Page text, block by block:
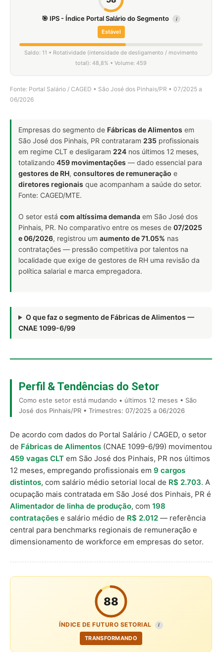
🎯 IPS - Índice Portal Salário do Segmento i
Estável
Saldo: 11 • Rotatividade (intensidade de desligamento / movimento
total): 48,8% • Volume: 459
Fonte: Portal Salário / CAGED • São José dos Pinhais/PR • 07/2025 a
06/2026
Empresas do segmento de Fábricas de Alimentos em
São José dos Pinhais, PR contrataram 235 profissionais
em regime CLT e desligaram 224 nos últimos 12 meses,
totalizando 459 movimentações — dado essencial para
gestores de RH, consultores de remuneração e
diretores regionais que acompanham a saúde do setor.
Fonte: CAGED/MTE.
O setor está com altíssima demanda em São José dos
Pinhais, PR. No comparativo entre os meses de 07/2025
e 06/2026, registrou um aumento de 71.05% nas
contratações — pressão competitiva por talentos na
localidade que exige de gestores de RH uma revisão da
política salarial e marca empregadora.
O que faz o segmento de Fábricas de Alimentos —
CNAE 1099-6/99
Perfil & Tendências do Setor
Como este setor está mudando • últimos 12 meses • São
José dos Pinhais/PR • Trimestres: 07/2025 a 06/2026
De acordo com dados do Portal Salário / CAGED, o setor
de Fábricas de Alimentos (CNAE 1099-6/99) movimentou
459 vagas CLT em São José dos Pinhais, PR nos últimos
12 meses, empregando profissionais em 9 cargos
distintos, com salário médio setorial local de R$ 2.703. A
ocupação mais contratada em São José dos Pinhais, PR é
Alimentador de linha de produção, com 198
contratações e salário médio de R$ 2.012 — referência
central para benchmarks regionais de remuneração e
dimensionamento de workforce em empresas do setor.
88
ÍNDICE DE FUTURO SETORIAL I
TRANSFORMANDO